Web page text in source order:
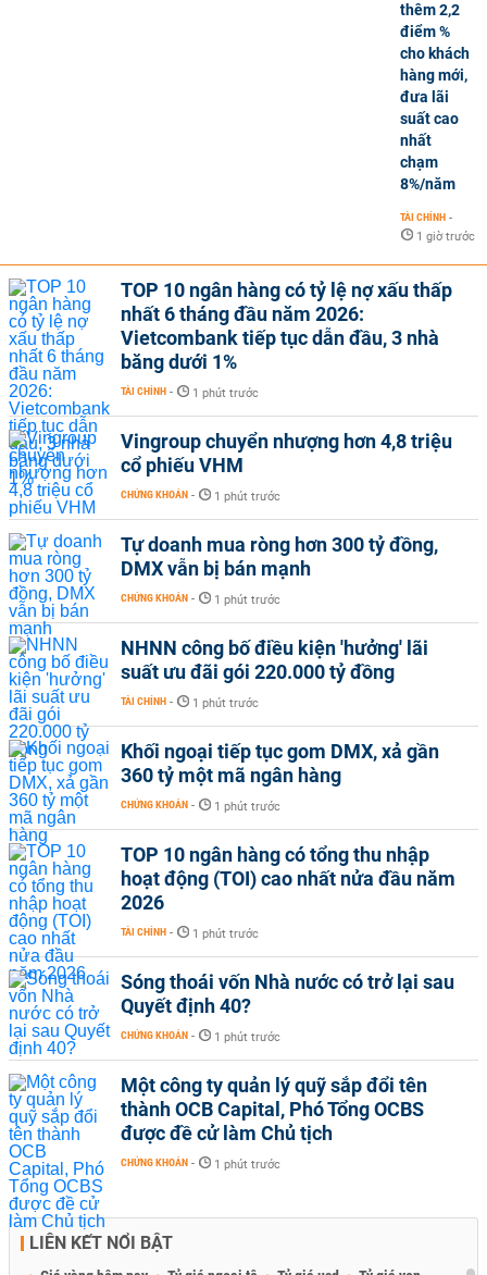
thêm 2,2
điểm %
cho khách
hàng mới,
đưa lãi
suất cao
nhất
chạm
8%/năm
TÀI CHÍNH -
1 giờ trước
TOP 10 ngân hàng có tỷ lệ nợ xấu thấp
nhất 6 tháng đầu năm 2026:
Vietcombank tiếp tục dẫn đầu, 3 nhà
băng dưới 1%
TÀI CHÍNH - 1 phút trước
Vingroup chuyển nhượng hơn 4,8 triệu
cổ phiếu VHM
CHỨNG KHOÁN - 1 phút trước
Tự doanh mua ròng hơn 300 tỷ đồng,
DMX vẫn bị bán mạnh
CHỨNG KHOÁN - 1 phút trước
NHNN công bố điều kiện 'hưởng' lãi
suất ưu đãi gói 220.000 tỷ đồng
TÀI CHÍNH - 1 phút trước
Khối ngoại tiếp tục gom DMX, xả gần
360 tỷ một mã ngân hàng
CHỨNG KHOÁN - 1 phút trước
TOP 10 ngân hàng có tổng thu nhập
hoạt động (TOI) cao nhất nửa đầu năm
2026
TÀI CHÍNH - 1 phút trước
Sóng thoái vốn Nhà nước có trở lại sau
Quyết định 40?
CHỨNG KHOÁN - 1 phút trước
Một công ty quản lý quỹ sắp đổi tên
thành OCB Capital, Phó Tổng OCBS
được đề cử làm Chủ tịch
CHỨNG KHOÁN - 1 phút trước
LIÊN KẾT NỔI BẬT